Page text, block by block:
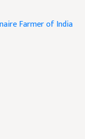
Farmer of India